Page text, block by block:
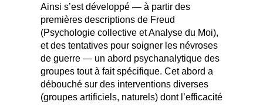
Ainsi s’est développé — à partir des
premières descriptions de Freud
(Psychologie collective et Analyse du Moi),
et des tentatives pour soigner les névroses
de guerre — un abord psychanalytique des
groupes tout à fait spécifique. Cet abord a
débouché sur des interventions diverses
(groupes artificiels, naturels) dont l’efficacité